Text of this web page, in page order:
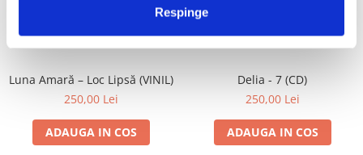
Respinge
Luna Amară – Loc Lipsă (VINIL)
250,00 Lei
ADAUGA IN COS
Delia - 7 (CD)
250,00 Lei
ADAUGA IN COS